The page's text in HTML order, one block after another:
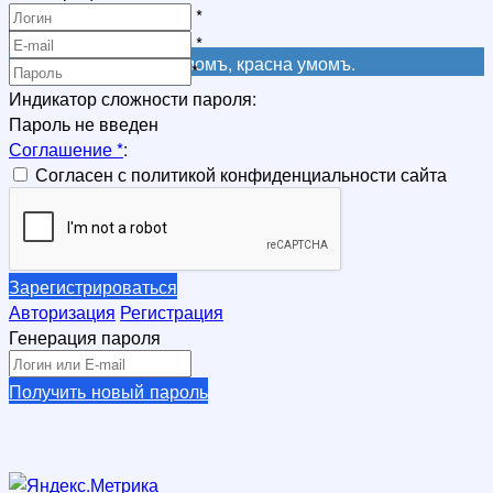
Регистрация
Регистрация
Не красна книга письмомъ, красна умомъ.
*
*
*
Индикатор сложности пароля:
Пароль не введен
Соглашение*:
Согласен с политикой конфиденциальности сайта
Зарегистрироваться
Авторизация Регистрация
Генерация пароля
Получить новый пароль